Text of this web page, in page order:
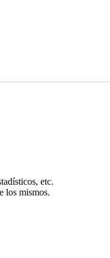
etc.
los mismos.